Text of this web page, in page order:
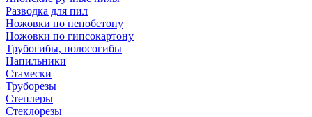
Разводка для пил
Ножовки по пенобетону
Ножовки по гипсокартону
Трубогибы, полосогибы
Напильники
Стамески
Труборезы
Степлеры
Стеклорезы